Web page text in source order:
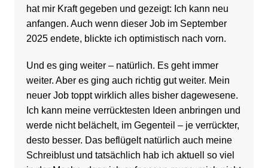
hat mir Kraft gegeben und gezeigt: Ich kann neu
anfangen. Auch wenn dieser Job im September
2025 endete, blickte ich optimistisch nach vorn.
Und es ging weiter – natürlich. Es geht immer
weiter. Aber es ging auch richtig gut weiter. Mein
neuer Job toppt wirklich alles bisher dagewesene.
Ich kann meine verrücktesten Ideen anbringen und
werde nicht belächelt, im Gegenteil – je verrückter,
desto besser. Das beflügelt natürlich auch meine
Schreiblust und tatsächlich hab ich aktuell so viel